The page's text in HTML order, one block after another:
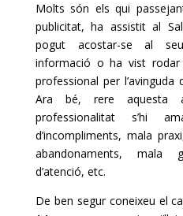
Molts són els qui
publicitat, ha assistit al
pogut acostar-se al
informació o ha vist
professional per l’avinguda
Ara bé, rere aquesta
professionalitat s’hi
d’incompliments, mala
abandonaments, mala
d’atenció, etc.
De ben segur coneixeu el